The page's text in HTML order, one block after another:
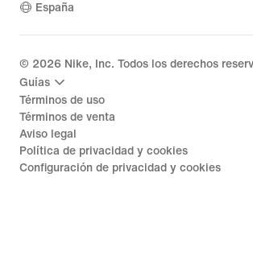
España
© 2026 Nike, Inc. Todos los derechos
Guías
Términos de uso
Términos de venta
Aviso legal
Política de privacidad y cookies
Configuración de privacidad y cookies